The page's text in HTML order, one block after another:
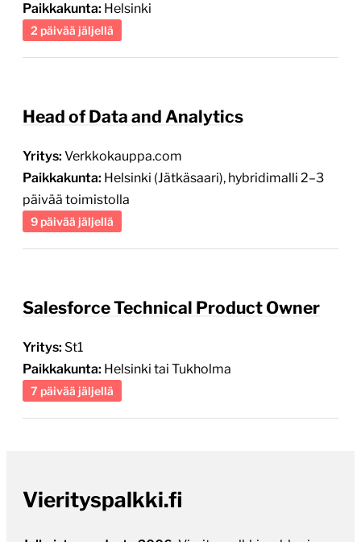
Paikkakunta: Helsinki
2 päivää jäljellä
Head of Data and Analytics
Yritys: Verkkokauppa.com
Paikkakunta: Helsinki (Jätkäsaari), hybridimalli 2–3
päivää toimistolla
9 päivää jäljellä
Salesforce Technical Product Owner
Yritys: St1
Paikkakunta: Helsinki tai Tukholma
7 päivää jäljellä
Vierityspalkki.fi